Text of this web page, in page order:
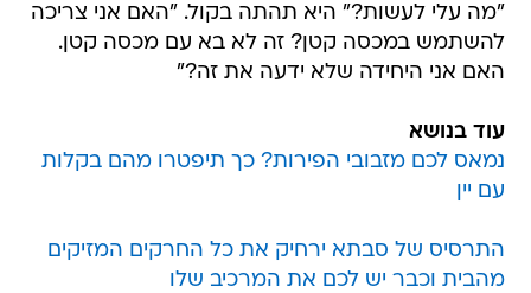
"מה עלי לעשות?" היא תהתה בקול. "האם אני צריכה
להשתמש במכסה קטן? זה לא בא עם מכסה קטן.
האם אני היחידה שלא ידעה את זה?"
עוד בנושא
נמאס לכם מזבובי הפירות? כך תיפטרו מהם בקלות
עם יין
התרסיס של סבתא ירחיק את כל החרקים המזיקים
מהבית וכבר יש לכם את המרכיב שלו